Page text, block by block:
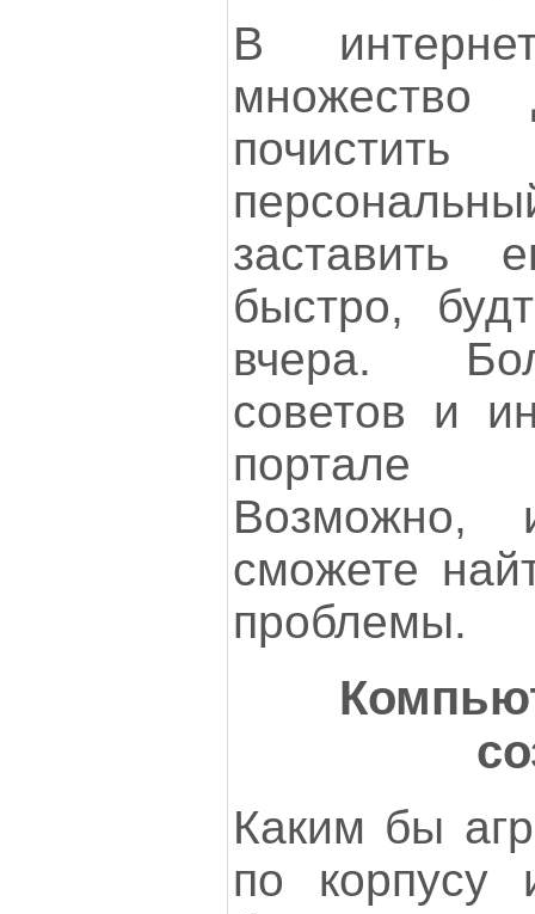
В
множество
заставить
быстро,
вчера.
советов и
портале
сможете
проблемы.
Каким бы
по корпусу